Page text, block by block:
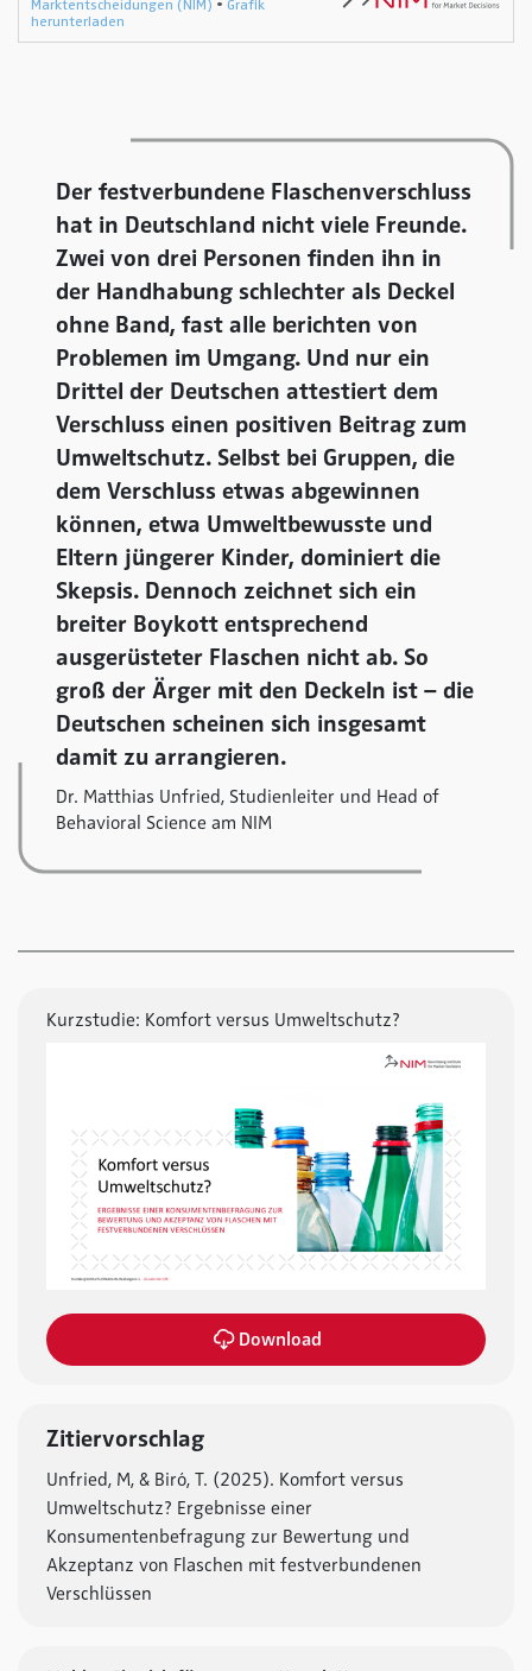
Kurzstudie: Komfort versus Umweltschutz?
Download
Zitiervorschlag
Unfried, M, & Biró, T. (2025). Komfort versus
Umweltschutz? Ergebnisse einer
Konsumentenbefragung zur Bewertung und
Akzeptanz von Flaschen mit festverbundenen
Verschlüssen
Der festverbundene Flaschenverschluss
hat in Deutschland nicht viele Freunde.
Zwei von drei Personen finden ihn in
der Handhabung schlechter als Deckel
ohne Band, fast alle berichten von
Problemen im Umgang. Und nur ein
Drittel der Deutschen attestiert dem
Verschluss einen positiven Beitrag zum
Umweltschutz. Selbst bei Gruppen, die
dem Verschluss etwas abgewinnen
können, etwa Umweltbewusste und
Eltern jüngerer Kinder, dominiert die
Skepsis. Dennoch zeichnet sich ein
breiter Boykott entsprechend
ausgerüsteter Flaschen nicht ab. So
groß der Ärger mit den Deckeln ist – die
Deutschen scheinen sich insgesamt
damit zu arrangieren.
Dr. Matthias Unfried, Studienleiter und Head of
Behavioral Science am NIM